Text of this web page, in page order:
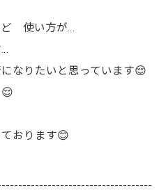
ど 使い方が…
なりたいと思っています😌
おります😊